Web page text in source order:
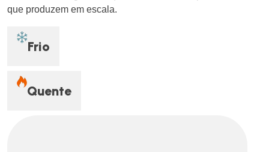
que produzem em escala.
Frio
Quente